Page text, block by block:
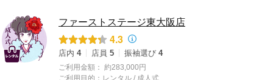
ファーストステージ東大阪店
4.3
店内 4 店員 5 振袖選び 4
ご利用金額： 約283,000円
ご利用目的： レンタル / 成人式